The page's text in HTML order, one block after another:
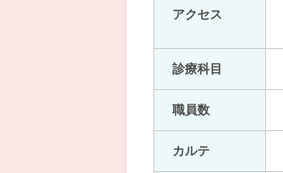
アクセス
診療科目
職員数
カルテ